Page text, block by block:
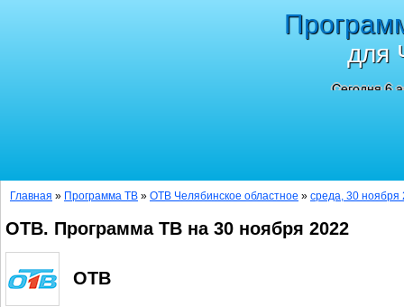
для
Сегодня 6
Главная » Программа ТВ » ОТВ Челябинское областное » среда, 30 ноября
ОТВ. Программа ТВ на 30 ноября 2022
ОТВ